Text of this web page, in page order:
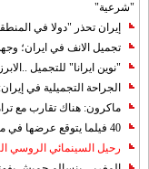
"شرعية"
إيران تحذر "دولا في
تجميل الانف في ايران؛
"نوين ايرانا" للتجميل
الجراحة التجميلية في
ماكرون: هناك تقارب مع
40 فيلما يتوقع عرضها في مهرجان كان 2019
رحيل السينمائي الروسي